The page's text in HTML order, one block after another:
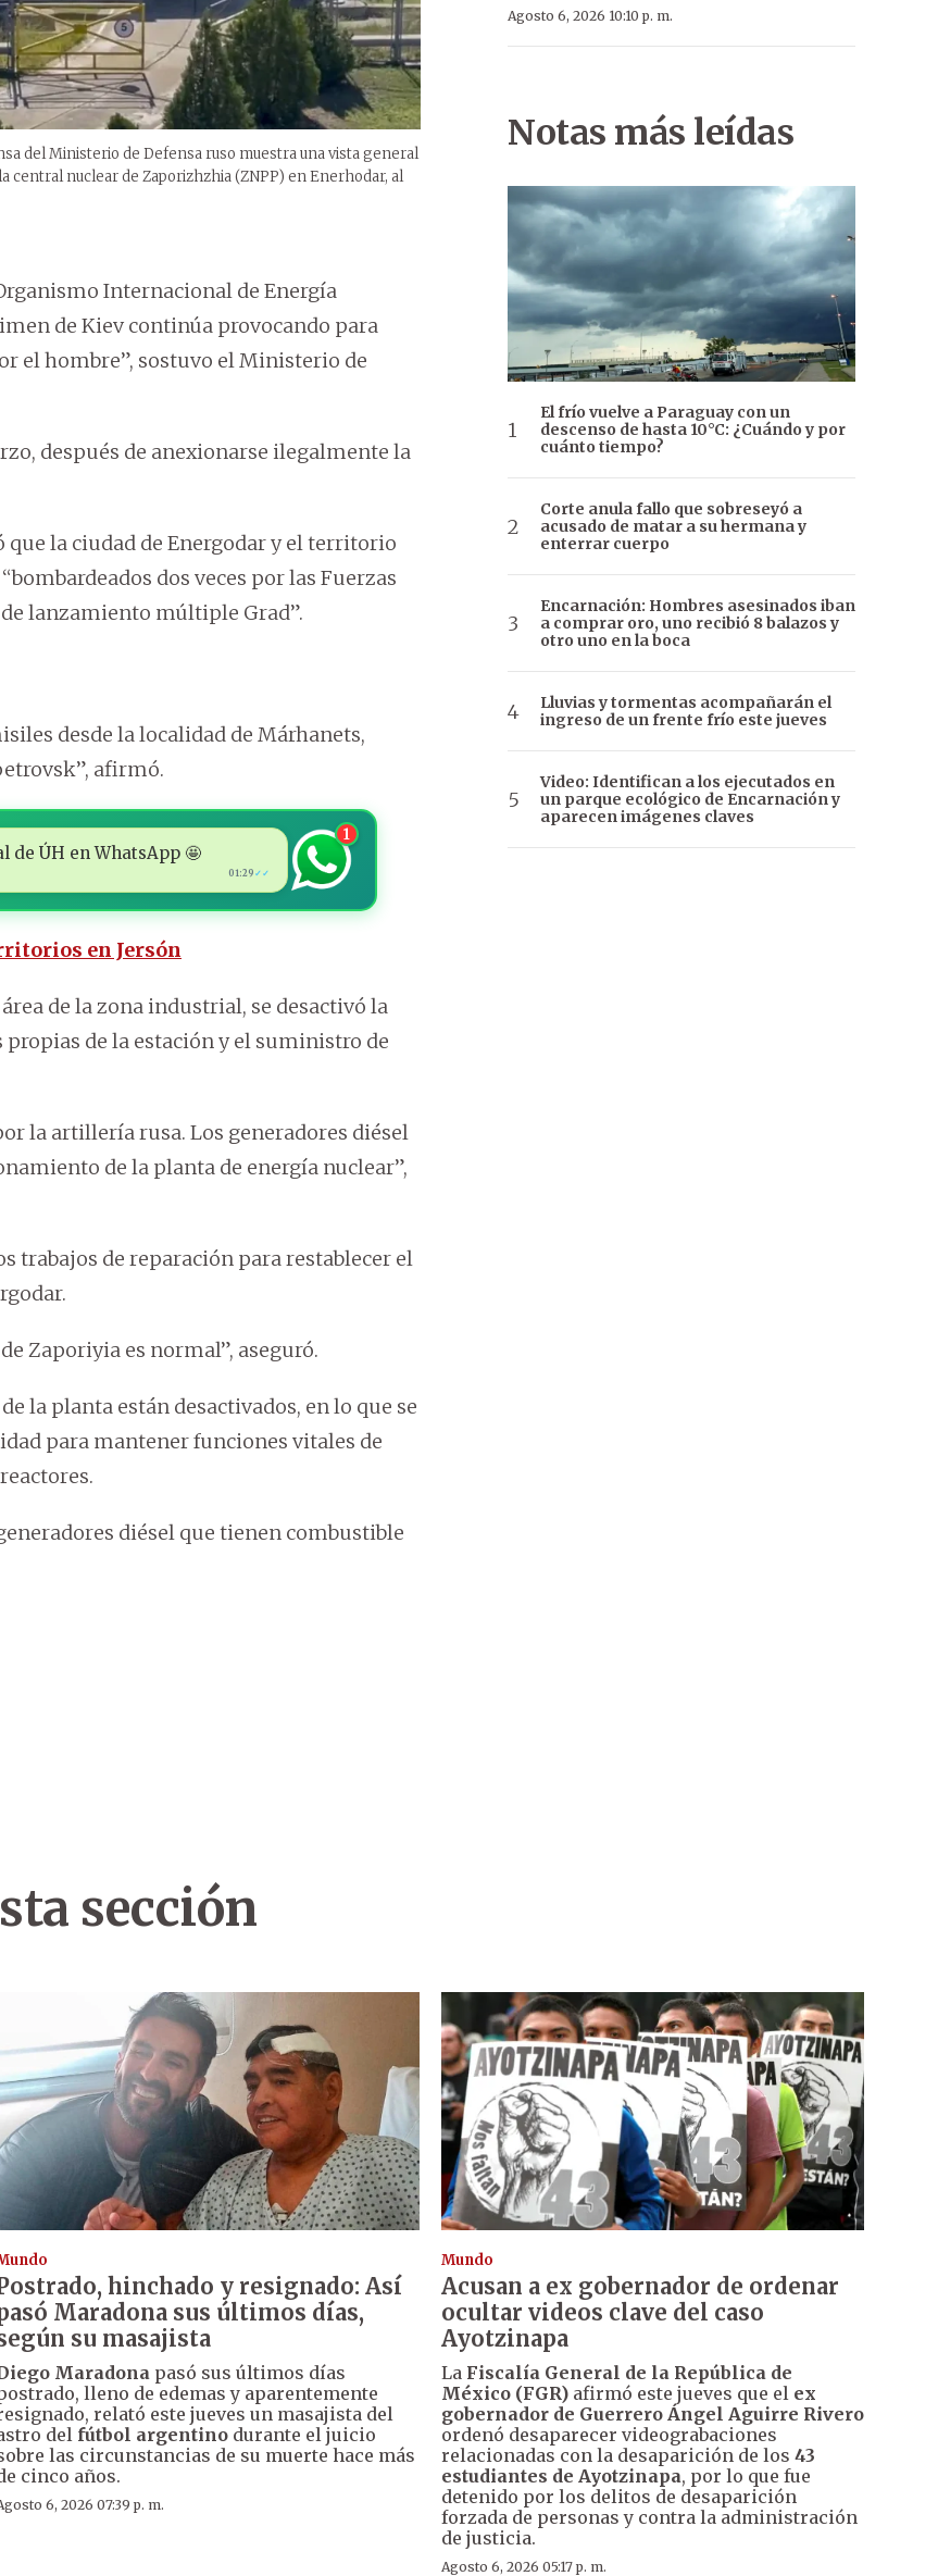
del Ministerio de Defensa ruso muestra una vista general
central nuclear de Zaporizhzhia (ZNPP) en Enerhodar, al
Internacional de Energía
de Kiev continúa provocando para
el hombre”, sostuvo el Ministerio de
después de anexionarse ilegalmente la
la ciudad de Energodar y el territorio
dos veces por las Fuerzas
lanzamiento múltiple Grad”.
desde la localidad de Márhanets,
afirmó.
de ÚH en WhatsApp 🤩
01:29 ✓✓
1
en Jersón
de la zona industrial, se desactivó la
de la estación y el suministro de
la artillería rusa. Los generadores diésel
de la planta de energía nuclear”,
trabajos de reparación para restablecer el
Zaporiyia es normal”, aseguró.
la planta están desactivados, en lo que se
para mantener funciones vitales de
diésel que tienen combustible
Agosto 6, 2026 10:10 p. m.
Notas más leídas
El frío vuelve a Paraguay con un
descenso de hasta 10°C: ¿Cuándo y por
cuánto tiempo?
Corte anula fallo que sobreseyó a
acusado de matar a su hermana y
enterrar cuerpo
Encarnación: Hombres asesinados iban
a comprar oro, uno recibió 8 balazos y
otro uno en la boca
Lluvias y tormentas acompañarán el
ingreso de un frente frío este jueves
Video: Identifican a los ejecutados en
un parque ecológico de Encarnación y
aparecen imágenes claves
sección
hinchado y resignado: Así
Maradona sus últimos días,
su masajista
Maradona pasó sus últimos días
lleno de edemas y aparentemente
relató este jueves un masajista del
del fútbol argentino durante el juicio
las circunstancias de su muerte hace más
cinco años.
6, 2026 07:39 p. m.
Mundo
Acusan a ex gobernador de ordenar
ocultar videos clave del caso
Ayotzinapa
La Fiscalía General de la República de
México (FGR)afirmó este jueves que el ex
gobernador de Guerrero Ángel Aguirre Rivero
ordenó desaparecer videograbaciones
relacionadas con la desaparición de los 43
estudiantes de Ayotzinapa, por lo que fue
detenido por los delitos de desaparición
forzada de personas y contra la administración
de justicia.
Agosto 6, 2026 05:17 p. m.